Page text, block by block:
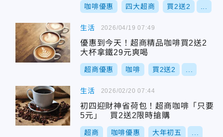
咖啡優惠 四大超商 買2送2
生活
優惠到今天！超商精品咖啡買2送2
大杯拿鐵29元爽喝
超商優惠 咖啡 買2送2
2026/04/19 07:49
生活
初四迎財神省荷包！超商咖啡「只要
5元」 買2送2限時搶購
超商 咖啡優惠 大年初五
2026/02/20 07:44